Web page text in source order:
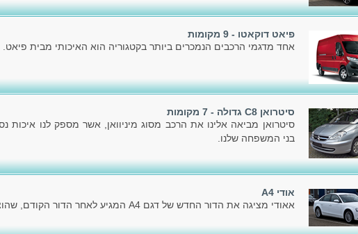
פיאט דוקאטו - 9 מקומות
אחד מדגמי הרכבים הנמכרים ביותר בקטגוריה הוא האיכותי מבית פיאט.
סיטרואן C8 גדולה - 7 מקומות
סיטרואן מביאה אלינו את הרכב מסוג מיניוואן, אשר מספק לנו איכות
בני המשפחה שלנו.
אודי A4
אאודי מציגה את הדור החדש של דגם A4 המגיע לאחר הדור הקודם, שהוצג בשלהי 2007.